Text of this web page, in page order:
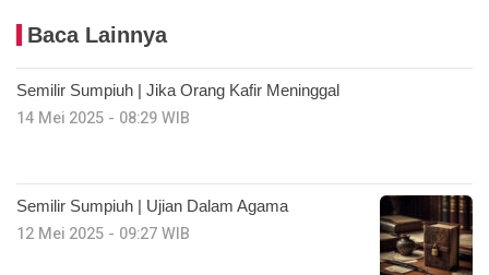
Baca Lainnya
Semilir Sumpiuh | Jika Orang Kafir Meninggal
14 Mei 2025 - 08:29 WIB
Semilir Sumpiuh | Ujian Dalam Agama
12 Mei 2025 - 09:27 WIB